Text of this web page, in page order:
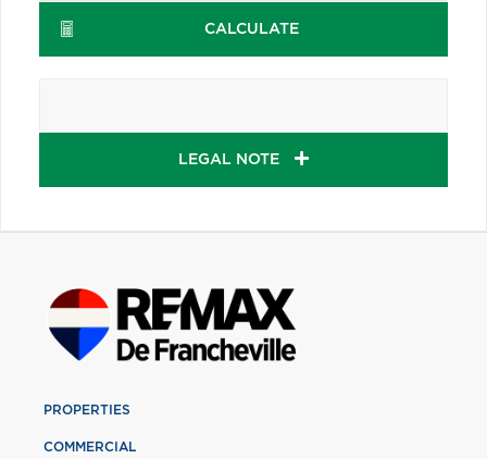
CALCULATE
LEGAL NOTE
PROPERTIES
COMMERCIAL